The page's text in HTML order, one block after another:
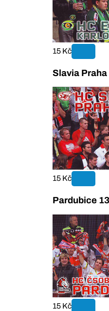
15 Kč
Slavia
15 Kč
Pardubice
15 Kč